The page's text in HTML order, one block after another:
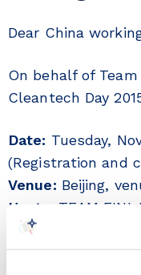
Dear China
On behalf of
Cleantech Day
Date: Tuesday,
(Registration and
Venue: Beijing,
Hosts
: TEAM
Industry and